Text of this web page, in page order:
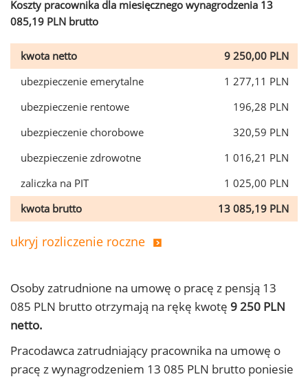
Koszty pracownika dla miesięcznego wynagrodzenia 13
085,19 PLN brutto
kwota netto
9 250,00 PLN
ubezpieczenie emerytalne
1 277,11 PLN
ubezpieczenie rentowe
196,28 PLN
ubezpieczenie chorobowe
320,59 PLN
ubezpieczenie zdrowotne
1 016,21 PLN
zaliczka na PIT
1 025,00 PLN
kwota brutto
13 085,19 PLN
ukryj rozliczenie roczne
Osoby zatrudnione na umowę o pracę z pensją 13
085 PLN brutto otrzymają na rękę kwotę 9 250 PLN
netto.
Pracodawca zatrudniający pracownika na umowę o
pracę z wynagrodzeniem 13 085 PLN brutto poniesie